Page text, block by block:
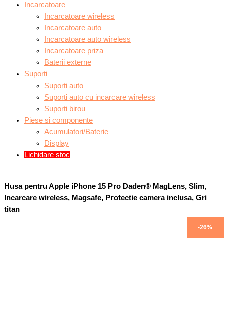
Incarcatoare
Incarcatoare wireless
Incarcatoare auto
Incarcatoare auto wireless
Incarcatoare priza
Baterii externe
Suporti
Suporti auto
Suporti auto cu incarcare wireless
Suporti birou
Piese si componente
Acumulatori/Baterie
Display
Lichidare stoc
Husa pentru Apple iPhone 15 Pro Daden® MagLens, Slim,
Incarcare wireless, Magsafe, Protectie camera inclusa, Gri
titan
-26%
-26%